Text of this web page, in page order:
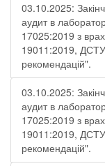
03.10.2025:
аудит в
17025:2019 з
19011:2019,
рекомендацій".
03.10.2025:
аудит в
17025:2019 з
19011:2019,
рекомендацій".